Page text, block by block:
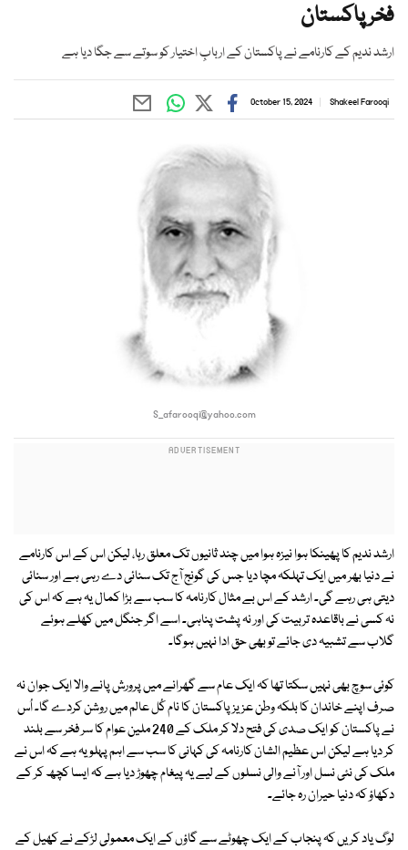
فخر پاکستان
ارشد ندیم کے کارنامے نے پاکستان کے اربابِ اختیار کو سوتے سے جگا دیا ہے
Shakeel Farooqi
October 15, 2024
S_afarooqi@yahoo.com
ارشد ندیم کا پھینکا ہوا نیزہ ہوا میں چند ثانیوں تک معلق رہا، لیکن اس کے اس کارنامے
نے دنیا بھر میں ایک تہلکہ مچا دیا جس کی گونج آج تک سنائی دے رہی ہے اور سنائی
دیتی ہی رہے گی۔ ارشد کے اس بے مثال کارنامہ کا سب سے بڑا کمال یہ ہے کہ اس کی
نہ کسی نے باقاعدہ تربیت کی اور نہ پشت پناہی۔ اسے اگر جنگل میں کھلے ہوئے
گلاب سے تشبیہ دی جائے تو بھی حق ادا نہیں ہوگا۔
کوئی سوچ بھی نہیں سکتا تھا کہ ایک عام سے گھرانے میں پرورش پانے والا ایک جوان نہ
صرف اپنے خاندان کا بلکہ وطن عزیز پاکستان کا نام کُل عالم میں روشن کردے گا۔ اُس
نے پاکستان کو ایک صدی کی فتح دلا کر ملک کے 240 ملین عوام کا سر فخر سے بلند
کر دیا ہے لیکن اس عظیم الشان کارنامہ کی کہانی کا سب سے اہم پہلو یہ ہے کہ اس نے
ملک کی نئی نسل اور آنے والی نسلوں کے لیے یہ پیغام چھوڑ دیا ہے کہ ایسا کچھ کر کے
دکھاؤ کہ دنیا حیران رہ جائے۔
لوگ یاد کریں کہ پنجاب کے ایک چھوٹے سے گاؤں کے ایک معمولی لڑکے نے کھیل کے